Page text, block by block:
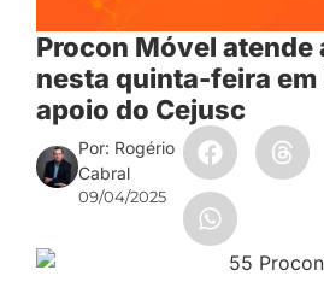
Procon Móvel atende
nesta quinta-feira
apoio do Cejusc
Por: Rogério
Cabral
09/04/2025